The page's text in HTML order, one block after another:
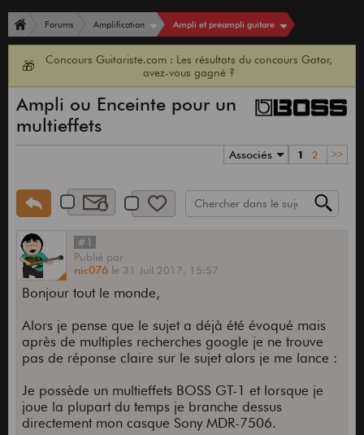
Forums Amplification Ampli et préampli guitare
🎁
Concours Guitariste.com : Les résultats du concours Gator,
avez-vous gagné ?
Ampli ou Enceinte pour un
multieffets
Associés 1 2 >>
#1
Publié par
nic076 le 31 Juil 2017, 15:57
Bonjour tout le monde,
Alors je pense que le sujet a déjà été évoqué mais
après de multiples recherches google je ne trouve
pas de réponse claire sur le sujet alors je me lance :
Je possède un multieffets BOSS GT-1 et lorsque je
joue la plupart du temps je branche dessus
directement mon casque Sony MDR-7506.